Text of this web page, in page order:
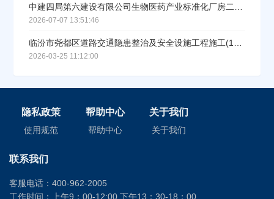
中建四局第六建设有限公司生物医药产业标准化厂房二期(南区)项目施工消防工程专业分包采购
2026-07-07 13:51:46
临汾市尧都区道路交通隐患整治及安全设施工程施工(1标段)中标结果公示
2026-03-25 11:12:00
隐私政策
使用规范
帮助中心
帮助中心
关于我们
关于我们
联系我们
客服电话：400-962-2005
工作时间：上午9：00-12:00 下午13：30-18：00